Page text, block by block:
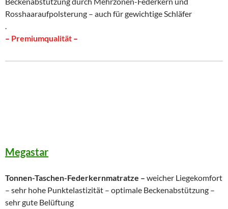
Rosshaaraufpolsterung – auch für gewichtige Schläfer
.
– Premiumqualität –
Megastar
Tonnen-Taschen-Federkernmatratze – weicher Liegekomfort
– sehr hohe Punktelastizität – optimale Beckenabstützung –
sehr gute Belüftung